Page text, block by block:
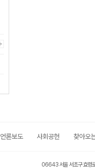
언론보도 사회공헌 찾아오
06643 서울 서초구 효령